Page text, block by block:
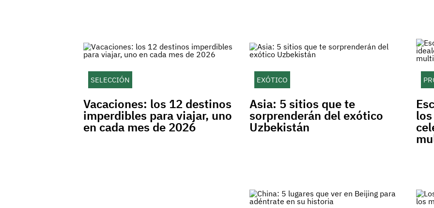
SELECCIÓN
Vacaciones: los 12 destinos
imperdibles para viajar, uno
en cada mes de 2026
EXÓTICO
Asia: 5 sitios que te
sorprenderán del exótico
Uzbekistán